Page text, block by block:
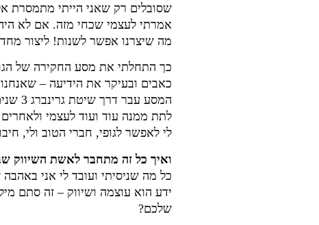
שסובלים רק שאני הייתי מתמסרת
אמרתי לעצמי שכחי מזה. אם לא
מה שיצרנו אפשר לשנות! ליצור
כך התחלתי את מסע החקירה של
כאבים ובעיקר את הידיעה –
לתת ממנה עוד ועוד לעצמי
לי לאפשר לגופי, חברי הטוב ולי,
ואיך כל זה מתחבר לאשת השיווק
כל מה שניסיתי ועובד לי אני
ידע הוא עוצמה ושיווק – זה סתם
שלכם?